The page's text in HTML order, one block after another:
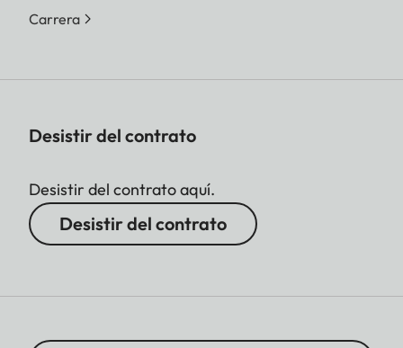
Carrera
Desistir del contrato
Desistir del contrato aquí.
Desistir del contrato